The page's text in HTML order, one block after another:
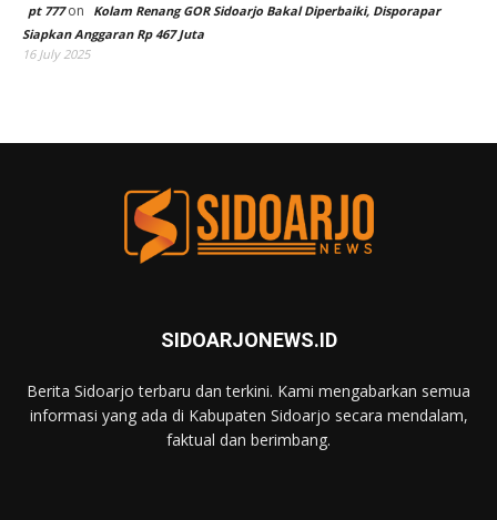
pt 777on
Kolam Renang GOR Sidoarjo Bakal Diperbaiki, Disporapar
Siapkan Anggaran Rp 467 Juta
16 July 2025
SIDOARJONEWS.ID
Berita Sidoarjo terbaru dan terkini. Kami mengabarkan semua
informasi yang ada di Kabupaten Sidoarjo secara mendalam,
faktual dan berimbang.